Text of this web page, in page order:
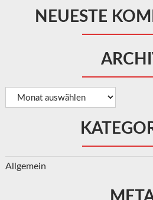
NEUESTE
Archiv
Allgemein